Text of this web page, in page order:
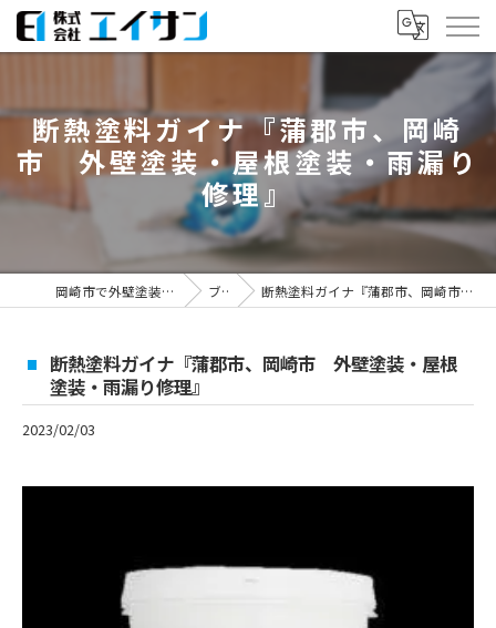
断熱塗料ガイナ『蒲郡市、岡崎
市 外壁塗装・屋根塗装・雨漏り
修理』
岡崎市で外壁塗装なら株式会社エイサン ブログ 断熱塗料ガイナ『蒲郡市、岡崎市 外壁塗装・屋根塗装・雨漏り修理』
断熱塗料ガイナ『蒲郡市、岡崎市 外壁塗装・屋根
塗装・雨漏り修理』
2023/02/03